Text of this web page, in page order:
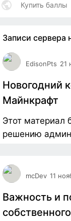
Купить баллы
Записи сервера
EdisonPts 21
Новогодний
Майнкрафт
Этот материал
решению
mcDev 11
Важность и